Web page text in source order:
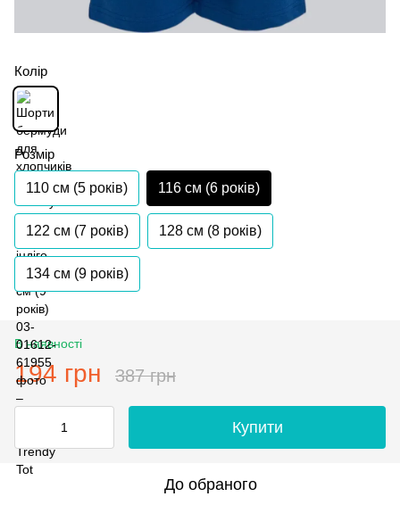
Колір
Розмір
110 см (5 років) 116 см (6 років)
122 см (7 років) 128 см (8 років)
134 см (9 років)
В наявності
194 грн 387 грн
Купити
До обраного